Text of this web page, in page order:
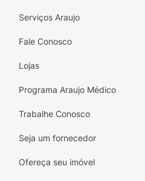
frequente, com pincel
Transforme suas unhas
coringas, e todas usam
cobertura e excelente
Serviços Araujo
Fale Conosco
Lojas
Programa Araujo Médico
Trabalhe Conosco
Seja um fornecedor
Ofereça seu imóvel